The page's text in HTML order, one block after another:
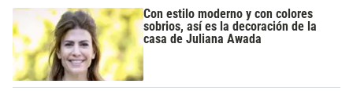
Con estilo moderno y con colores
sobrios, así es la decoración de la
casa de Juliana Awada